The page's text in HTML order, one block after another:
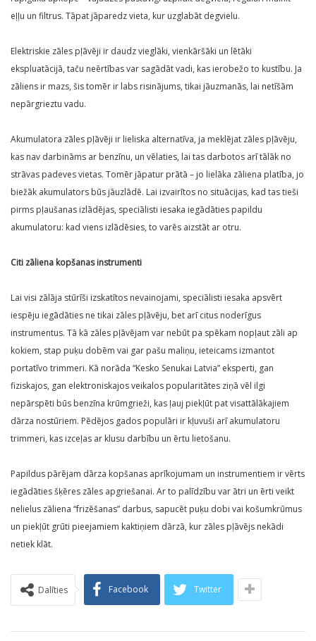
eļļu un filtrus. Tāpat jāparedz vieta, kur uzglabāt degvielu.
Elektriskie zāles pļāvēji ir daudz vieglāki, vienkāršāki un lētāki
ekspluatācijā, taču neērtības var sagādāt vadi, kas ierobežo to kustību. Ja
zāliens ir mazs, šis tomēr ir labs risinājums, tikai jāuzmanās, lai netīšām
nepārgrieztu vadu.
Akumulatora zāles pļāvēji ir lieliska alternatīva, ja meklējat zāles pļāvēju,
kas nav darbināms ar benzīnu, un vēlaties, lai tas darbotos arī tālāk no
strāvas padeves vietas. Tomēr jāpatur prātā – jo lielāka zāliena platība, jo
biežāk akumulators būs jāuzlādē. Lai izvairītos no situācijas, kad tas tieši
pirms pļaušanas izlādējas, speciālisti iesaka iegādāties papildu
akumulatoru: kad viens izlādēsies, to varēs aizstāt ar otru.
Citi zāliena kopšanas instrumenti
Lai visi zālāja stūrīši izskatītos nevainojami, speciālisti iesaka apsvērt
iespēju iegādāties ne tikai zāles pļāvēju, bet arī citus noderīgus
instrumentus. Tā kā zāles pļāvējam var nebūt pa spēkam nopļaut zāli ap
kokiem, stap puķu dobēm vai gar pašu maliņu, ieteicams izmantot
portatīvo trimmeri. Kā norāda “Kesko Senukai Latvia” eksperti, gan
fiziskajos, gan elektroniskajos veikalos popularitātes ziņā vēl ilgi
nepārspēti būs benzīna krūmgrieži, kas ļauj piekļūt pat visattālākajiem
dārza nostūriem. Pēdējos gados populāri ir kļuvuši arī akumulatoru
trimmeri, kas izceļas ar klusu darbību un ērtu lietošanu.
Papildus pārējam dārza kopšanas aprīkojumam un instrumentiem ir vērts
iegādāties šķēres zāles apgriešanai. Ar to palīdzību var ātri un ērti veikt
nelielus zāliena “frizēšanas” darbus, sapucēt puķu dobi vai košumkrūmus
un piekļūt grūti pieejamiem kaktiņiem dārzā, kur zāles pļāvējs nekādi
netiek klāt.
Dalīties Facebook Twitter